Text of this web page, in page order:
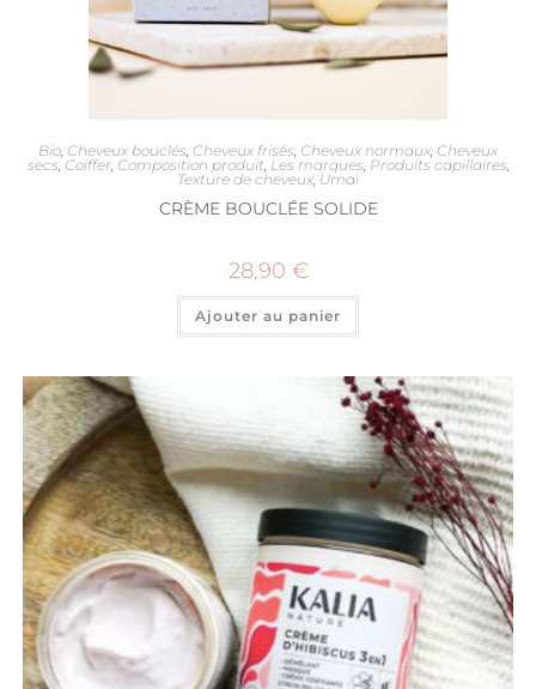
Bio, Cheveux bouclés, Cheveux frisés, Cheveux normaux, Cheveux
secs, Coiffer, Composition produit, Les marques, Produits capillaires,
Texture de cheveux, Umaï
CRÈME BOUCLÉE SOLIDE
28,90 €
Ajouter au panier